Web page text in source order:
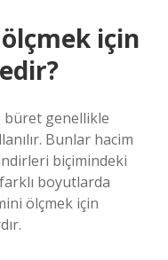
ölçmek için
büret genellikle
Bunlar hacim
biçimindeki
boyutlarda
ölçmek için